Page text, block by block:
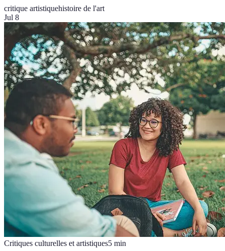
critique artistiquehistoire de l'art
Jul 8
Critiques culturelles et artistiques5 min